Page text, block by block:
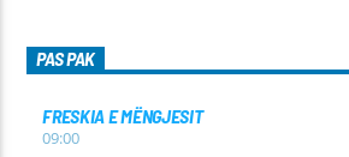
PAS PAK
FRESKIA E MËNGJESIT
09:00